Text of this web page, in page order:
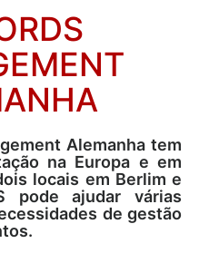
Alemanha tem
na Europa e em
locais em Berlim e
pode ajudar várias
de gestão